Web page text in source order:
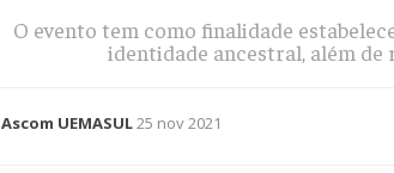
O evento tem como finalidade
identidade ancestral, além
Ascom UEMASUL25 nov 2021